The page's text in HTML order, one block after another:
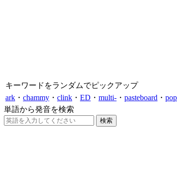
キーワードをランダムでピックアップ
ark ・ chammy ・ clink ・ ED ・ multi- ・ pasteboard ・
単語から発音を検索